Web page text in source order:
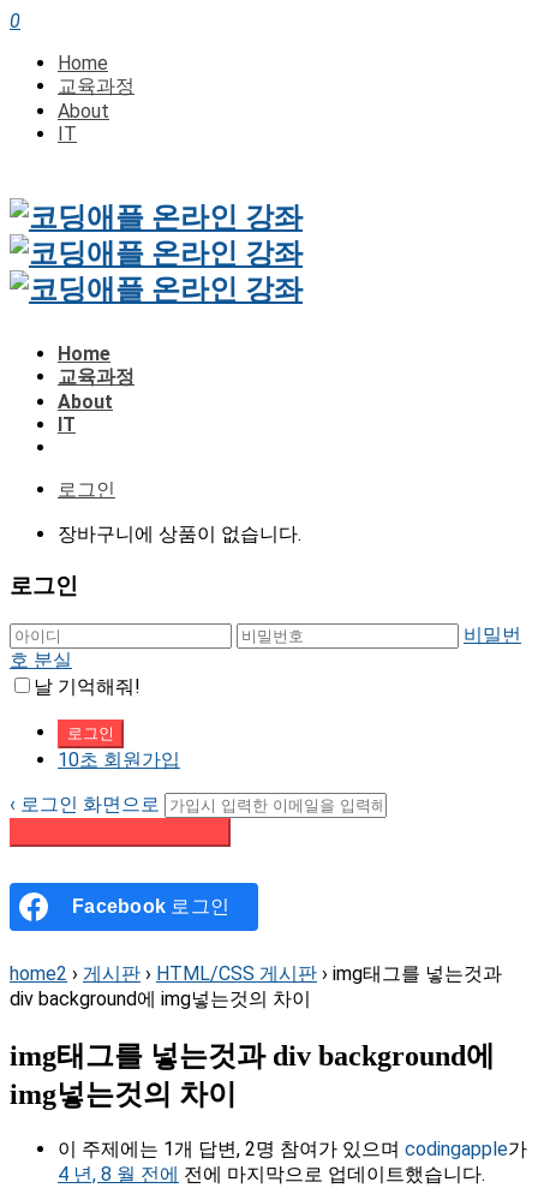
0
Home
교육과정
About
IT
Home
교육과정
About
IT
로그인
장바구니에 상품이 없습니다.
로그인
비밀번
호 분실
날 기억해줘!
10초 회원가입
‹ 로그인 화면으로
Facebook 로그인
home2 › 게시판 › HTML/CSS 게시판 › img태그를 넣는것과
div background에 img넣는것의 차이
img태그를 넣는것과 div background에
img넣는것의 차이
이 주제에는 1개 답변, 2명 참여가 있으며 codingapple가
4 년, 8 월 전에 전에 마지막으로 업데이트했습니다.